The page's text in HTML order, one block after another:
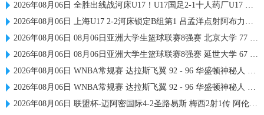
2026年08月06日 全胜出线战河床U17！U17国足2-1十人药厂U17 赵松源登场1分钟传射
2026年08月06日 上海U17 2-2河床锁定B组第1 吕孟洋点射阿布力米破门 将战A组第2
2026年08月06日 08月06日亚洲大学生篮球联赛8强赛 北京大学 77 - 79 上海交通大学 集锦
2026年08月06日 08月06日亚洲大学生篮球联赛8强赛 延世大学 67 - 72 政治大学 集锦
2026年08月06日 WNBA常规赛 达拉斯飞翼 92 - 96 华盛顿神秘人 全场集锦
2026年08月06日 WNBA常规赛 达拉斯飞翼 92 - 96 华盛顿神秘人 全场集锦
2026年08月06日 联盟杯-迈阿密国际4-2圣路易斯 梅西2射1传 阿伦助攻戴帽